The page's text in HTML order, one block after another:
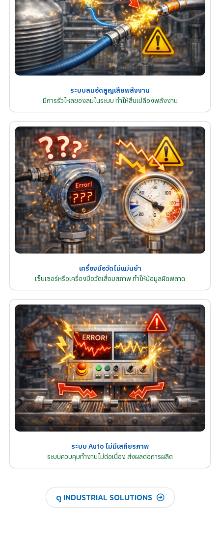
ระบบลมอัดสูญเสียพลังงาน
มีการรั่วไหลของลมในระบบ ทำให้สิ้นเปลืองพลังงาน
เครื่องมือวัดไม่แม่นยำ
เซ็นเซอร์หรือเครื่องมือวัดเสื่อมสภาพ ทำให้ข้อมูลผิดพลาด
ระบบ Auto ไม่มีเสถียรภาพ
ระบบควบคุมทำงานไม่ต่อเนื่อง ส่งผลต่อการผลิต
ดู INDUSTRIAL SOLUTIONS